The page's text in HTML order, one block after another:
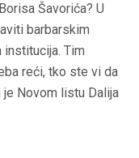
Šavorića? U
barbarskim
Tim
reći, tko ste vi da
Novom listu Dalija